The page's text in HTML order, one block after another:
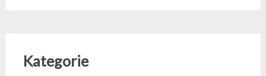
Kategorie